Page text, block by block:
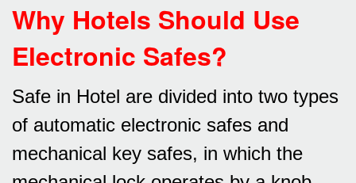
Why Hotels Should Use
Electronic Safes?
Safe in Hotel are divided into two types
of automatic electronic safes and
mechanical key safes, in which the